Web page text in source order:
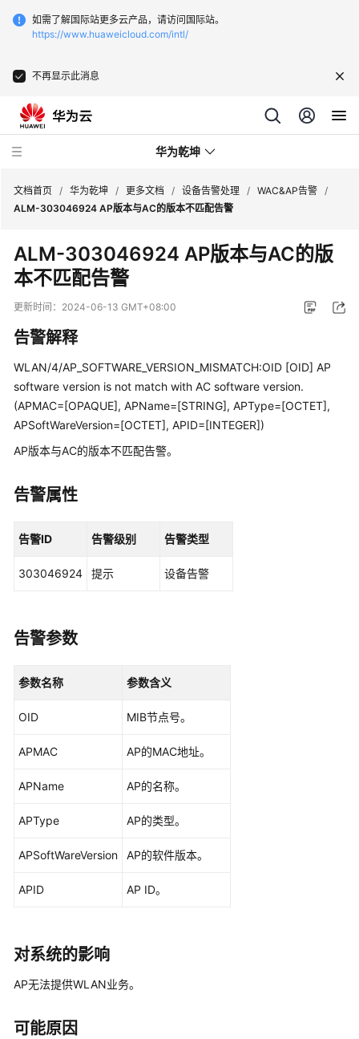
如需了解国际站更多云产品，请访问国际站。
https://www.huaweicloud.com/intl/
不再显示此消息
华为乾坤
全
云
务
云
管
理
网
络
华
乾
决
案
为
APP
华
乾
租
共
作
乾
MSP
作
文档首页 / 华为乾坤 / 更多文档 / 设备告警处理 / WAC&AP告警 /
ALM-303046924 AP版本与AC的版本不匹配告警
ALM-303046924 AP版本与AC的版
本不匹配告警
更新时间： 2024-06-13 GMT+08:00
告警解释
WLAN/4/AP_SOFTWARE_VERSION_MISMATCH:OID [OID] AP
software version is not match with AC software version.
(APMAC=[OPAQUE], APName=[STRING], APType=[OCTET],
APSoftWareVersion=[OCTET], APID=[INTEGER])
AP版本与AC的版本不匹配告警。
告警属性
告警ID 告警级别 告警类型
303046924 提示 设备告警
告警参数
参数名称 参数含义
OID MIB节点号。
APMAC AP的MAC地址。
APName AP的名称。
APType AP的类型。
APSoftWareVersion AP的软件版本。
APID AP ID。
对系统的影响
AP无法提供WLAN业务。
可能原因